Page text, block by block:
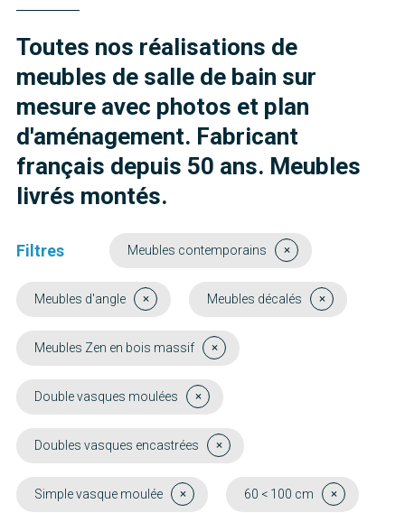
Toutes nos réalisations de
meubles de salle de bain sur
mesure avec photos et plan
d'aménagement. Fabricant
français depuis 50 ans. Meubles
livrés montés.
Filtres Meubles contemporains
Meubles d'angle Meubles décalés
Meubles Zen en bois massif
Double vasques moulées
Doubles vasques encastrées
Simple vasque moulée 60 < 100 cm